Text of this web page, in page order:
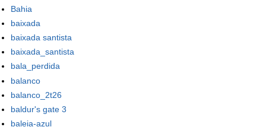
Bahia
baixada
baixada santista
baixada_santista
bala_perdida
balanco
balanco_2t26
baldur's gate 3
baleia-azul